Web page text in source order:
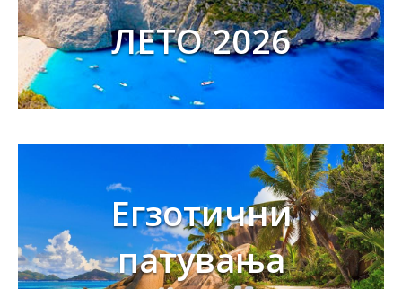
ЛЕТО 2026
Егзотични
патувања